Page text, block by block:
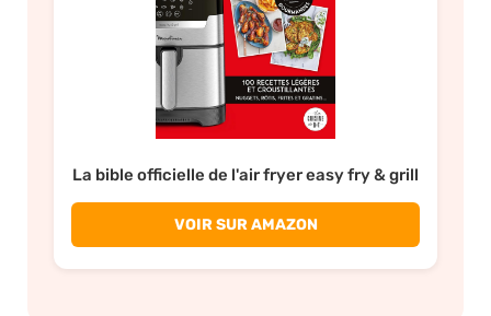
La bible officielle de l'air fryer easy fry & grill
VOIR SUR AMAZON